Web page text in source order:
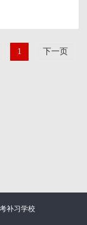
1 下一页
补习学校